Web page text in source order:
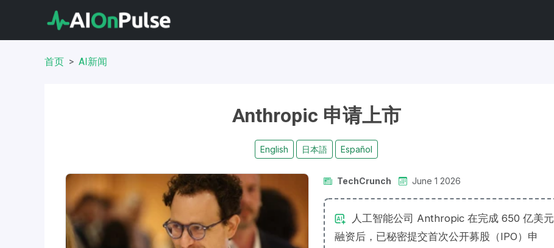
首页 AI新闻
Anthropic 申请上市
English 日本語 Español
TechCrunch June 1 2026
人工智能公司 Anthropic 在完成 650 亿美元
融资后，已秘密提交首次公开募股（IPO）申